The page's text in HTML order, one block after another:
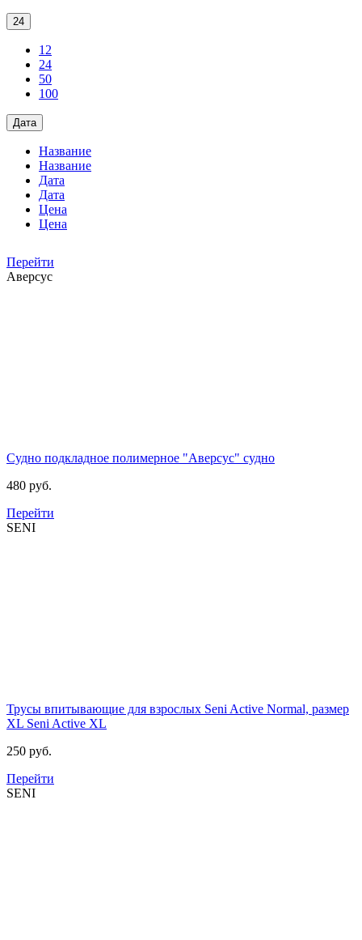
24
12
24
50
100
Дата
Название
Название
Дата
Дата
Цена
Цена
Перейти
Аверсус
Судно подкладное полимерное "Аверсус" судно
480 руб.
Перейти
SENI
Трусы впитывающие для взрослых Seni Active Normal, размер
XL Seni Active XL
250 руб.
Перейти
SENI